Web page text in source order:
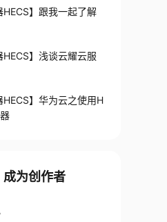
HECS】跟我一起了解
HECS】浅谈云耀云服
HECS】华为云之使用H
为创作者